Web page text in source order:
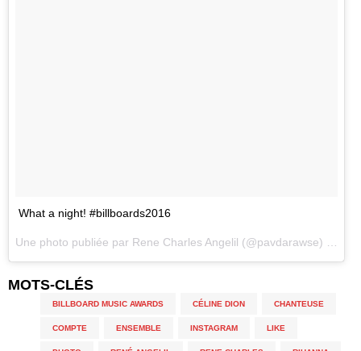
What a night! #billboards2016
MOTS-CLÉS
BILLBOARD MUSIC AWARDS CÉLINE DION CHANTEUSE
COMPTE ENSEMBLE INSTAGRAM LIKE